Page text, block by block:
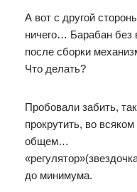
А вот с другой
ничего… Барабан без
после сборки
Что делать?
Пробовали забить,
прокрутить, во
общем…
до минимума.